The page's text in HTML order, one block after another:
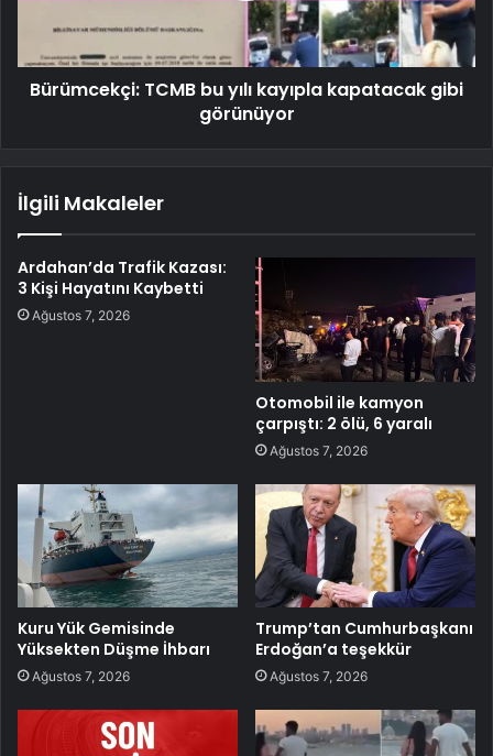
Bürümcekçi: TCMB bu yılı kayıpla kapatacak gibi
görünüyor
İlgili Makaleler
Ardahan’da Trafik Kazası:
3 Kişi Hayatını Kaybetti
Ağustos 7, 2026
Otomobil ile kamyon
çarpıştı: 2 ölü, 6 yaralı
Ağustos 7, 2026
Kuru Yük Gemisinde
Yüksekten Düşme İhbarı
Ağustos 7, 2026
Trump’tan Cumhurbaşkanı
Erdoğan’a teşekkür
Ağustos 7, 2026